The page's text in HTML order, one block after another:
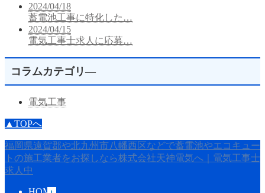
2024/04/18
蓄電池工事に特化した…
2024/04/15
電気工事士求人に応募…
コラムカテゴリ―
電気工事
▲TOPへ
福岡県遠賀郡や北九州市八幡西区などで蓄電池やエコキュー
トの施工業者をお探しなら株式会社天神電気へ｜電気工事士
求人中